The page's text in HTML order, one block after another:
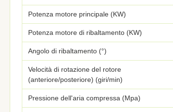
Potenza motore principale (KW)
Potenza motore di ribaltamento (KW)
Angolo di ribaltamento (°)
Velocità di rotazione del rotore
(anteriore/posteriore) (giri/min)
Pressione dell'aria compressa (Mpa)